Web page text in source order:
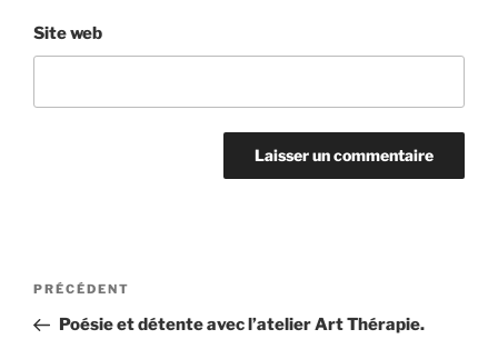
Site web
Navigation
l’article
Article
précédent
PRÉCÉDENT
Poésie et détente avec l’atelier Art Thérapie.